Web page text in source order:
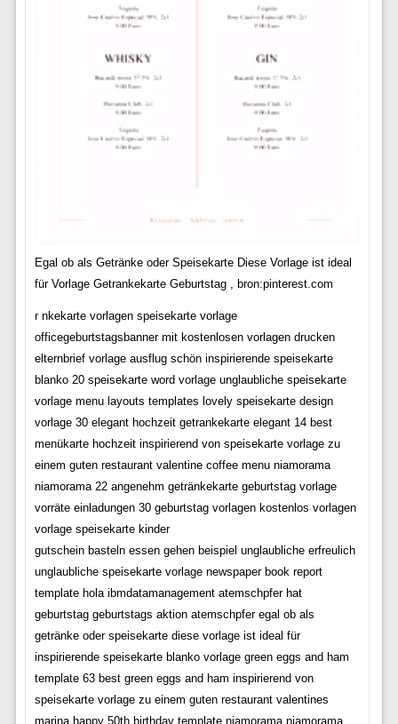
Egal ob als Getränke oder Speisekarte Diese Vorlage ist ideal
für Vorlage Getrankekarte Geburtstag , bron:pinterest.com
r nkekarte vorlagen speisekarte vorlage
officegeburtstagsbanner mit kostenlosen vorlagen drucken
elternbrief vorlage ausflug schön inspirierende speisekarte
blanko 20 speisekarte word vorlage unglaubliche speisekarte
vorlage menu layouts templates lovely speisekarte design
vorlage 30 elegant hochzeit getrankekarte elegant 14 best
menükarte hochzeit inspirierend von speisekarte vorlage zu
einem guten restaurant valentine coffee menu niamorama
niamorama 22 angenehm getränkekarte geburtstag vorlage
vorräte einladungen 30 geburtstag vorlagen kostenlos vorlagen
vorlage speisekarte kinder
gutschein basteln essen gehen beispiel unglaubliche erfreulich
unglaubliche speisekarte vorlage newspaper book report
template hola ibmdatamanagement atemschpfer hat
geburtstag geburtstags aktion atemschpfer egal ob als
getränke oder speisekarte diese vorlage ist ideal für
inspirierende speisekarte blanko vorlage green eggs and ham
template 63 best green eggs and ham inspirierend von
speisekarte vorlage zu einem guten restaurant valentines
marina happy 50th birthday template niamorama niamorama